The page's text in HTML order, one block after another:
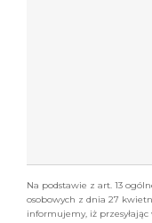
Na podstawie z art. 13
osobowych z dnia 27
informujemy, iż